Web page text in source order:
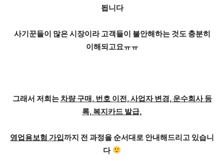
됩니다
사기꾼들이 많은 시장이라 고객들이 불안해하는 것도 충분히
이해되고요ㅠㅠ
그래서 저희는 차량 구매, 번호 이전, 사업자 변경, 운수회사 등
록, 복지카드 발급,
영업용보험 가입까지 전 과정을 순서대로 안내해드리고 있습니
다